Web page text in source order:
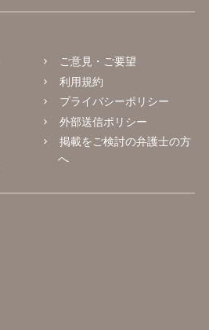
ご意見・ご要望
利用規約
プライバシーポリシー
外部送信ポリシー
掲載をご検討の弁護士の方
へ